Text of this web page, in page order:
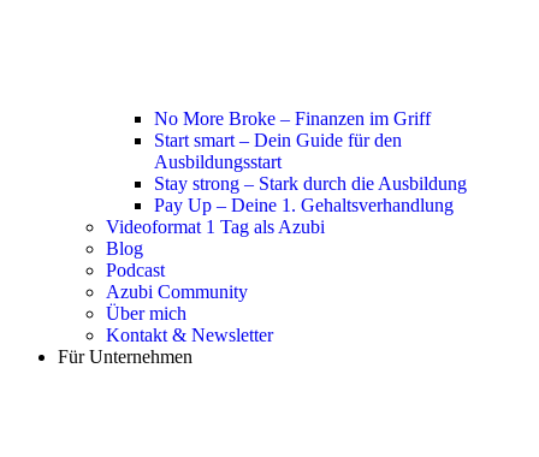
No More Broke – Finanzen im Griff
Start smart – Dein Guide für den
Ausbildungsstart
Stay strong – Stark durch die Ausbildung
Pay Up – Deine 1. Gehaltsverhandlung
Videoformat 1 Tag als Azubi
Blog
Podcast
Azubi Community
Über mich
Kontakt & Newsletter
Für Unternehmen